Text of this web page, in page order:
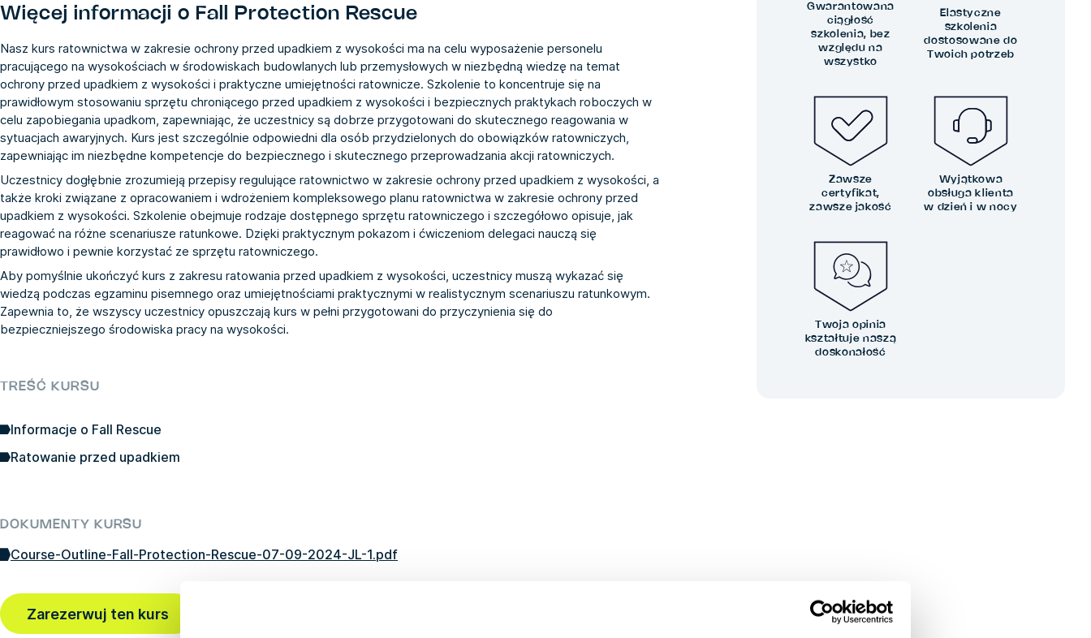
Więcej informacji o Fall Protection Rescue
Nasz kurs ratownictwa w zakresie ochrony przed upadkiem z wysokości ma na celu wyposażenie personelu
pracującego na wysokościach w środowiskach budowlanych lub przemysłowych w niezbędną wiedzę na temat
ochrony przed upadkiem z wysokości i praktyczne umiejętności ratownicze. Szkolenie to koncentruje się na
prawidłowym stosowaniu sprzętu chroniącego przed upadkiem z wysokości i bezpiecznych praktykach roboczych w
celu zapobiegania upadkom, zapewniając, że uczestnicy są dobrze przygotowani do skutecznego reagowania w
sytuacjach awaryjnych. Kurs jest szczególnie odpowiedni dla osób przydzielonych do obowiązków ratowniczych,
zapewniając im niezbędne kompetencje do bezpiecznego i skutecznego przeprowadzania akcji ratowniczych.
Uczestnicy dogłębnie zrozumieją przepisy regulujące ratownictwo w zakresie ochrony przed upadkiem z wysokości, a
także kroki związane z opracowaniem i wdrożeniem kompleksowego planu ratownictwa w zakresie ochrony przed
upadkiem z wysokości. Szkolenie obejmuje rodzaje dostępnego sprzętu ratowniczego i szczegółowo opisuje, jak
reagować na różne scenariusze ratunkowe. Dzięki praktycznym pokazom i ćwiczeniom delegaci nauczą się
prawidłowo i pewnie korzystać ze sprzętu ratowniczego.
Aby pomyślnie ukończyć kurs z zakresu ratowania przed upadkiem z wysokości, uczestnicy muszą wykazać się
wiedzą podczas egzaminu pisemnego oraz umiejętnościami praktycznymi w realistycznym scenariuszu ratunkowym.
Zapewnia to, że wszyscy uczestnicy opuszczają kurs w pełni przygotowani do przyczynienia się do
bezpieczniejszego środowiska pracy na wysokości.
TREŚĆ KURSU
Informacje o Fall Rescue
Ratowanie przed upadkiem
DOKUMENTY KURSU
Course-Outline-Fall-Protection-Rescue-07-09-2024-JL-1.pdf
Zarezerwuj ten kurs
Gwarantowana
ciągłość
szkolenia, bez
względu na
wszystko
Elastyczne
szkolenia
dostosowane do
Twoich potrzeb
Zawsze
certyfikat,
zawsze jakość
Wyjątkowa
obsługa klienta
w dzień i w nocy
Twoja opinia
kształtuje naszą
doskonałość